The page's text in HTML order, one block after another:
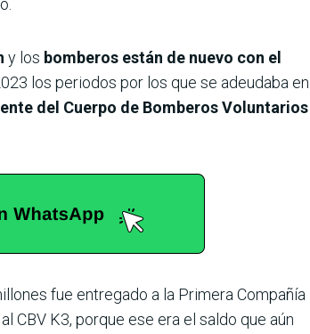
y los bomberos están de nuevo con el
los periodos por los que se adeudaba
del Cuerpo de Bomberos Voluntarios
fue entregado a la Primera Compañía
CBV K3, porque ese era el saldo que aún